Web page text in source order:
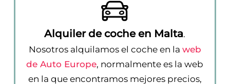
Alquiler de coche en Malta.
Nosotros alquilamos el coche en la web
de Auto Europe, normalmente es la web
en la que encontramos mejores precios,